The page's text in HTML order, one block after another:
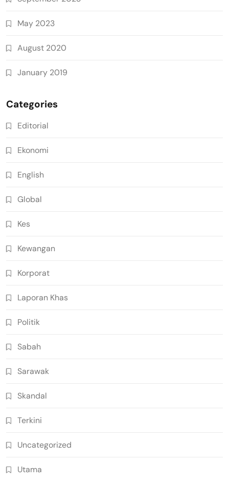
May 2023
August 2020
January 2019
Categories
Editorial
Ekonomi
English
Global
Kes
Kewangan
Korporat
Laporan Khas
Politik
Sabah
Sarawak
Skandal
Terkini
Uncategorized
Utama